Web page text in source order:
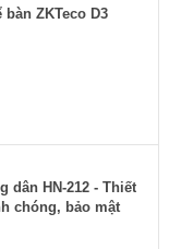
ZKTeco D3
dân HN-212 - Thiết
chóng, bảo mật